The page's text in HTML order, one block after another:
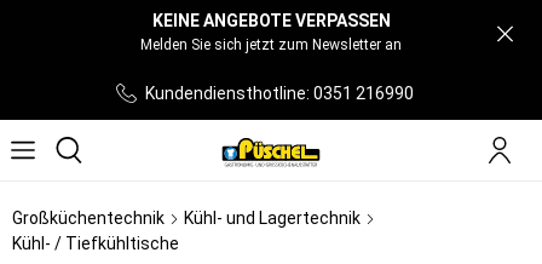
KEINE ANGEBOTE VERPASSEN
Melden Sie sich jetzt zum Newsletter an
Kundendiensthotline: 0351 216990
Großküchentechnik
Kühl- und Lagertechnik
Kühl- / Tiefkühltische